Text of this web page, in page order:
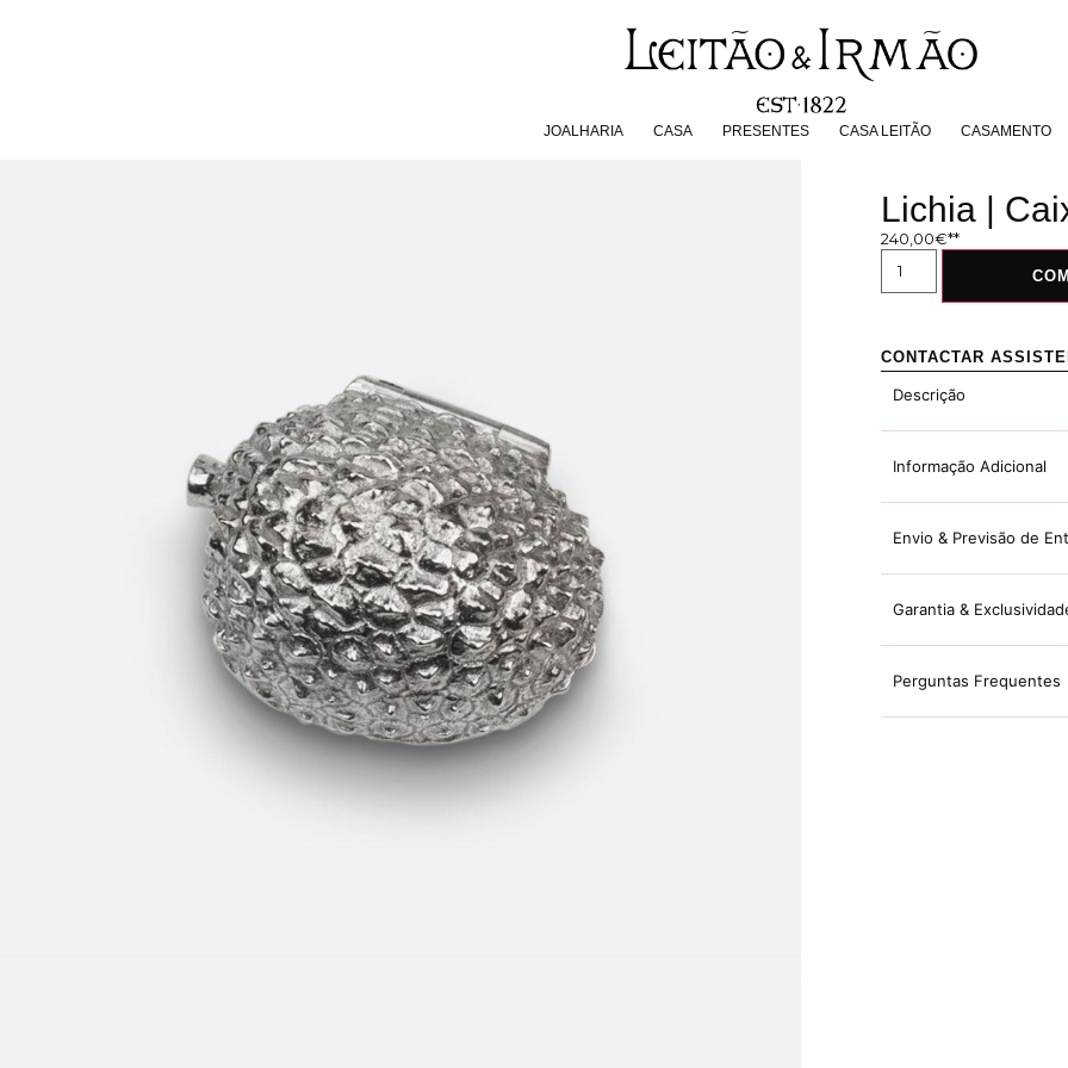
JOALHARIA CASA PRESENTES CASA LEITÃO CASAMENTO
PRESENTES CASA LEITÃO
Lichia |
240,00€
CONTACTAR
Descrição
Informação Adicional
Envio & Previsão de
Garantia &
Perguntas Frequentes